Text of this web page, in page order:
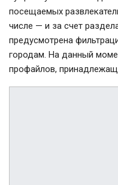
посещаемых
числе — и за счет
предусмотрена
городам. На данный
профайлов,